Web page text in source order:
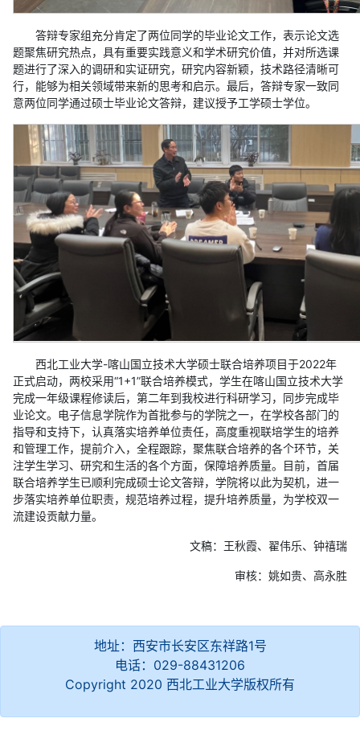
答辩专家组充分肯定了两位同学的毕业论文工作，表示论文选
题聚焦研究热点，具有重要实践意义和学术研究价值，并对所选课
题进行了深入的调研和实证研究，研究内容新颖，技术路径清晰可
行，能够为相关领域带来新的思考和启示。最后，答辩专家一致同
意两位同学通过硕士毕业论文答辩，建议授予工学硕士学位。
西北工业大学-喀山国立技术大学硕士联合培养项目于2022年
正式启动，两校采用“1+1”联合培养模式，学生在喀山国立技术大学
完成一年级课程修读后，第二年到我校进行科研学习，同步完成毕
业论文。电子信息学院作为首批参与的学院之一，在学校各部门的
指导和支持下，认真落实培养单位责任，高度重视联培学生的培养
和管理工作，提前介入，全程跟踪，聚焦联合培养的各个环节，关
注学生学习、研究和生活的各个方面，保障培养质量。目前，首届
联合培养学生已顺利完成硕士论文答辩，学院将以此为契机，进一
步落实培养单位职责，规范培养过程，提升培养质量，为学校双一
流建设贡献力量。
文稿：王秋霞、翟伟乐、钟禧瑞
审核：姚如贵、高永胜
地址：西安市长安区东祥路1号
电话：029-88431206
Copyright 2020 西北工业大学版权所有